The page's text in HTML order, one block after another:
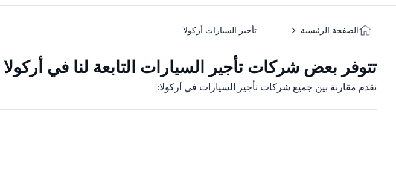
الصفحة الرئيسية تأجير السيارات أركولا
تتوفر بعض شركات تأجير السيارات التابعة لنا في أركولا
نقدم مقارنة بين جميع شركات تأجير السيارات في أركولا: